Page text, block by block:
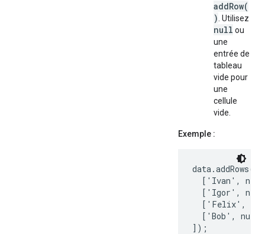
addRow(
) . Utilisez
null ou
une
entrée de
tableau
vide pour
une
cellule
vide.
Exemple :
data.addRows([
['Ivan', new
['Igor', new
['Felix',
['Bob',
]);